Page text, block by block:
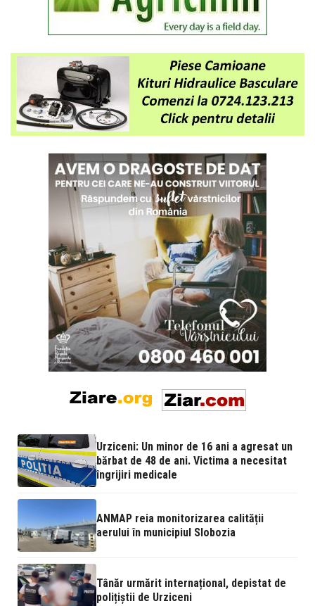
Urziceni: Un minor de 16 ani a agresat un
bărbat de 48 de ani. Victima a necesitat
îngrijiri medicale
ANMAP reia monitorizarea calității
aerului în municipiul Slobozia
Tânăr urmărit internațional, depistat de
polițiștii de Urziceni